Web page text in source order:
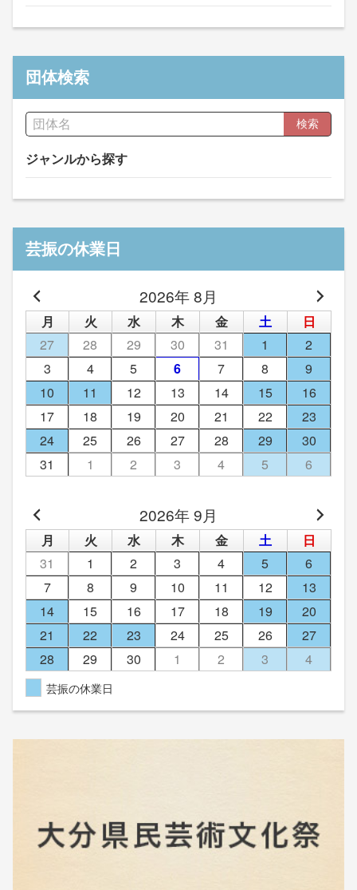
団体検索
検索
ジャンルから探す
芸振の休業日
2026年 8月
月 火 水 木 金 土
日
27
28 29 30 31 1
2
3
4 5 6 7 8
9
10
11 12 13 14 15
16
17
18 19 20 21 22
23
24
25 26 27 28 29
30
31
1 2 3 4 5 6
2026年 9月
月 火 水 木 金 土
日
31
1 2 3 4 5
6
7
8 9 10 11 12
13
14
15 16 17 18 19
20
21
22 23 24 25 26
27
28
29 30 1 2 3 4
芸振の休業日